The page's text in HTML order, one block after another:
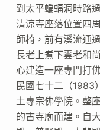
到太平蝙蝠洞時路
清涼寺座落位置四
師椅，前有溪流通
長老上煮下雲老和
心建造一座專門打
民國七十二（1983
土專宗佛學院。整
的古寺廟而建。自